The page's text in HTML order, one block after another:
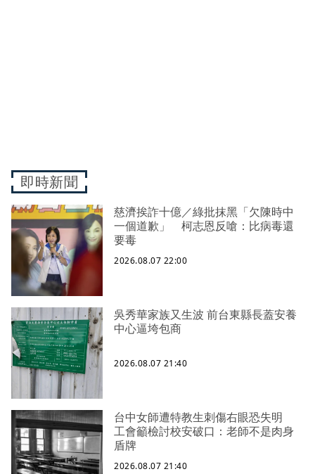
即時新聞
慈濟挨詐十億／綠批抹黑「欠陳時中
一個道歉」 柯志恩反嗆：比病毒還
要毒
2026.08.07 22:00
吳秀華家族又生波 前台東縣長蓋安養
中心逼垮包商
2026.08.07 21:40
台中女師遭特教生刺傷右眼恐失明
工會籲檢討校安破口：老師不是肉身
盾牌
2026.08.07 21:40